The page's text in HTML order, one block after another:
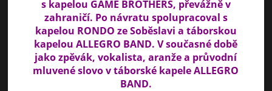
s kapelou GAME BROTHERS, převážně v
zahraničí. Po návratu spolupracoval s
kapelou RONDO ze Soběslavi a táborskou
kapelou ALLEGRO BAND. V současné době
jako zpěvák, vokalista, aranže a průvodní
mluvené slovo v táborské kapele ALLEGRO
BAND.